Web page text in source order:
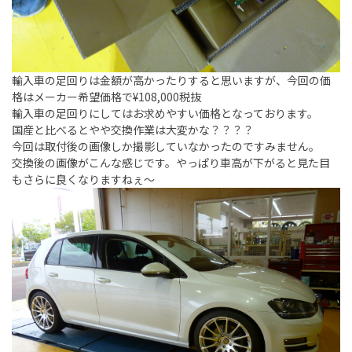
輸入車の足回りは金額が高かったりすると思いますが、今回の価
格はメーカー希望価格で¥108,000税抜
輸入車の足回りにしてはお求めやすい価格となっております。
国産と比べるとやや交換作業は大変かな？？？？
今回は取付後の画像しか撮影していなかったのですみません。
交換後の画像がこんな感じです。やっぱり車高が下がると見た目
もさらに良くなりますねぇ～